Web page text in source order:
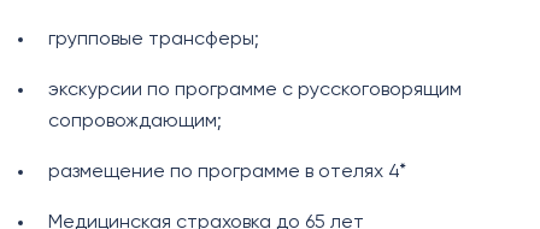
групповые трансферы;
экскурсии по программе с русскоговорящим
сопровождающим;
размещение по программе в отелях 4*
Медицинская страховка до 65 лет